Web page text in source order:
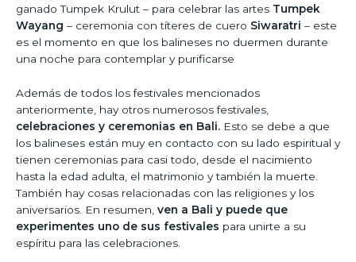
ganado Tumpek Krulut – para celebrar las artes Tumpek
Wayang – ceremonia con títeres de cuero Siwaratri – este
es el momento en que los balineses no duermen durante
una noche para contemplar y purificarse
Además de todos los festivales mencionados
anteriormente, hay otros numerosos festivales,
celebraciones y ceremonias en Bali. Esto se debe a que
los balineses están muy en contacto con su lado espiritual y
tienen ceremonias para casi todo, desde el nacimiento
hasta la edad adulta, el matrimonio y también la muerte.
También hay cosas relacionadas con las religiones y los
aniversarios. En resumen, ven a Bali y puede que
experimentes uno de sus festivales para unirte a su
espíritu para las celebraciones.